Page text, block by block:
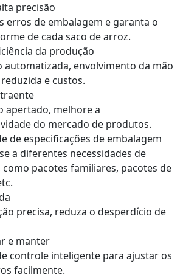
precisão
erros de embalagem e garanta o
de cada saco de arroz.
da produção
automatizada, envolvimento da mão
e custos.
apertado, melhore a
do mercado de produtos.
de especificações de embalagem
a diferentes necessidades de
como pacotes familiares, pacotes de
precisa, reduza o desperdício de
e manter
controle inteligente para ajustar os
facilmente.